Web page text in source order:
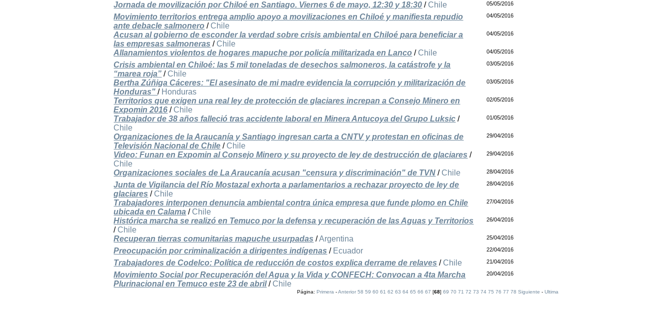
Jornada de movilización por Chiloé en Santiago. Viernes 6 de mayo, 12:30 y 18:30 / Chile 05/05/2016
Movimiento territorios entrega amplio apoyo a movilizaciones en Chiloé y manifiesta repudio
ante debacle salmonero / Chile
04/05/2016
Acusan al gobierno de esconder la verdad sobre crisis ambiental en Chiloé para beneficiar a
las empresas salmoneras / Chile
04/05/2016
Allanamientos violentos de hogares mapuche por policía militarizada en Lanco / Chile 04/05/2016
Crisis ambiental en Chiloé: las 5 mil toneladas de desechos salmoneros, la catástrofe y la
“marea roja” / Chile
03/05/2016
Bertha Zúñiga Cáceres: "El asesinato de mi madre evidencia la corrupción y militarización de
Honduras"/ Honduras
03/05/2016
Territorios que exigen una real ley de protección de glaciares increpan a Consejo Minero en
Expomin 2016 / Chile
02/05/2016
Trabajador de 38 años falleció tras accidente laboral en Minera Antucoya del Grupo Luksic /
Chile
01/05/2016
Organizaciones de la Araucanía y Santiago ingresan carta a CNTV y protestan en oficinas de
Televisión Nacional de Chile / Chile
29/04/2016
Video: Funan en Expomin al Consejo Minero y su proyecto de ley de destrucción de glaciares /
Chile
29/04/2016
Organizaciones sociales de La Araucanía acusan "censura y discriminación" de TVN / Chile 28/04/2016
Junta de Vigilancia del Río Mostazal exhorta a parlamentarios a rechazar proyecto de ley de
glaciares / Chile
28/04/2016
Trabajadores interponen denuncia ambiental contra única empresa que funde plomo en Chile
ubicada en Calama / Chile
27/04/2016
Histórica marcha se realizó en Temuco por la defensa y recuperación de las Aguas y Territorios
/ Chile
26/04/2016
Recuperan tierras comunitarias mapuche usurpadas /Argentina 25/04/2016
Preocupación por criminalización a dirigentes indígenas / Ecuador 22/04/2016
Trabajadores de Codelco: Política de reducción de costos explica derrame de relaves / Chile 21/04/2016
Movimiento Social por Recuperación del Agua y la Vida y CONFECH: Convocan a 4ta Marcha
Plurinacional en Temuco este 23 de abril/ Chile
20/04/2016
Página: Primera-Anterior 58 59 60 61 62 63 64 65 66 67 [68] 69 70 71 72 73 74 75 76 77 78 Siguiente - Ultima